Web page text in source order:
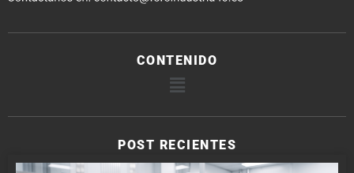
CONTENIDO
POST RECIENTES